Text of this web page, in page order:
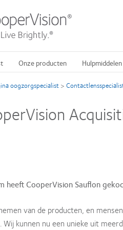
Onze producten
oogzorgspecialist >
heeft CooperVision Sauflon
van de producten, en
Wij kunnen nu een unieke uit